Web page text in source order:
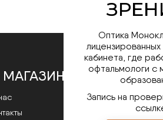
Оптика
кабинета, где
офтальмологи с
Запись на